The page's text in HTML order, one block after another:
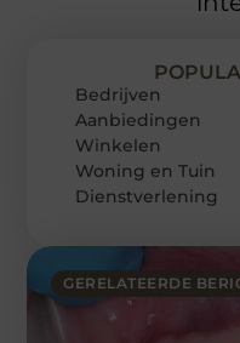
GERELATEERDE
Bedrijven
Aanbiedingen
Winkelen
Woning en Tuin
Dienstverlening